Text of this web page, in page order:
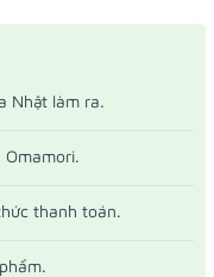
Nhật làm ra.
thanh toán.